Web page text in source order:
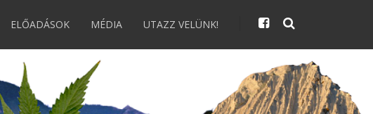
ELŐADÁSOK MÉDIA UTAZZ VELÜNK!